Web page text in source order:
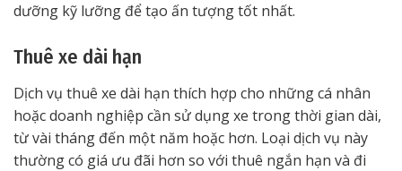
dưỡng kỹ lưỡng để tạo ấn tượng tốt nhất.
Thuê xe dài hạn
Dịch vụ thuê xe dài hạn thích hợp cho những cá nhân
hoặc doanh nghiệp cần sử dụng xe trong thời gian dài,
từ vài tháng đến một năm hoặc hơn. Loại dịch vụ này
thường có giá ưu đãi hơn so với thuê ngắn hạn và đi